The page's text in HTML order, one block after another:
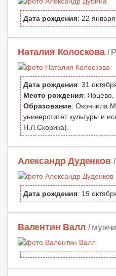
Дата рождения: 22
Наталия Колоскова /
Дата рождения: 31
Место рождения: Ярцево,
Образование: Окончила
универститет культуры и
Н.Л.Скорика).
Александр Дуденков
Дата рождения: 19
Валентин Валл /